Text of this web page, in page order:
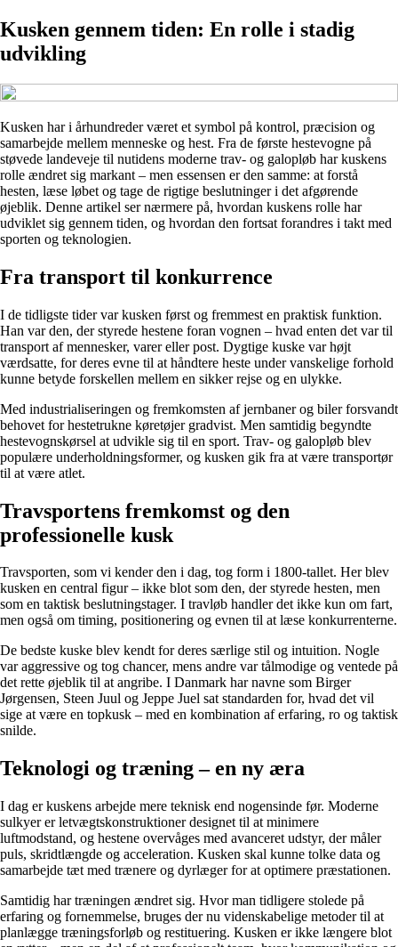
Kusken gennem tiden: En rolle i stadig
udvikling
Kusken har i århundreder været et symbol på kontrol, præcision og
samarbejde mellem menneske og hest. Fra de første hestevogne på
støvede landeveje til nutidens moderne trav- og galopløb har kuskens
rolle ændret sig markant – men essensen er den samme: at forstå
hesten, læse løbet og tage de rigtige beslutninger i det afgørende
øjeblik. Denne artikel ser nærmere på, hvordan kuskens rolle har
udviklet sig gennem tiden, og hvordan den fortsat forandres i takt med
sporten og teknologien.
Fra transport til konkurrence
I de tidligste tider var kusken først og fremmest en praktisk funktion.
Han var den, der styrede hestene foran vognen – hvad enten det var til
transport af mennesker, varer eller post. Dygtige kuske var højt
værdsatte, for deres evne til at håndtere heste under vanskelige forhold
kunne betyde forskellen mellem en sikker rejse og en ulykke.
Med industrialiseringen og fremkomsten af jernbaner og biler forsvandt
behovet for hestetrukne køretøjer gradvist. Men samtidig begyndte
hestevognskørsel at udvikle sig til en sport. Trav- og galopløb blev
populære underholdningsformer, og kusken gik fra at være transportør
til at være atlet.
Travsportens fremkomst og den
professionelle kusk
Travsporten, som vi kender den i dag, tog form i 1800-tallet. Her blev
kusken en central figur – ikke blot som den, der styrede hesten, men
som en taktisk beslutningstager. I travløb handler det ikke kun om fart,
men også om timing, positionering og evnen til at læse konkurrenterne.
De bedste kuske blev kendt for deres særlige stil og intuition. Nogle
var aggressive og tog chancer, mens andre var tålmodige og ventede på
det rette øjeblik til at angribe. I Danmark har navne som Birger
Jørgensen, Steen Juul og Jeppe Juel sat standarden for, hvad det vil
sige at være en topkusk – med en kombination af erfaring, ro og taktisk
snilde.
Teknologi og træning – en ny æra
I dag er kuskens arbejde mere teknisk end nogensinde før. Moderne
sulkyer er letvægtskonstruktioner designet til at minimere
luftmodstand, og hestene overvåges med avanceret udstyr, der måler
puls, skridtlængde og acceleration. Kusken skal kunne tolke data og
samarbejde tæt med trænere og dyrlæger for at optimere præstationen.
Samtidig har træningen ændret sig. Hvor man tidligere stolede på
erfaring og fornemmelse, bruges der nu videnskabelige metoder til at
planlægge træningsforløb og restituering. Kusken er ikke længere blot